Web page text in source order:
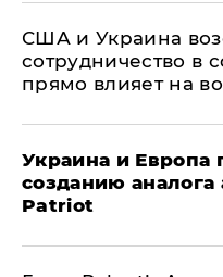
США и Украина
сотрудничество в
прямо влияет на
Украина и Европа
созданию
Patriot